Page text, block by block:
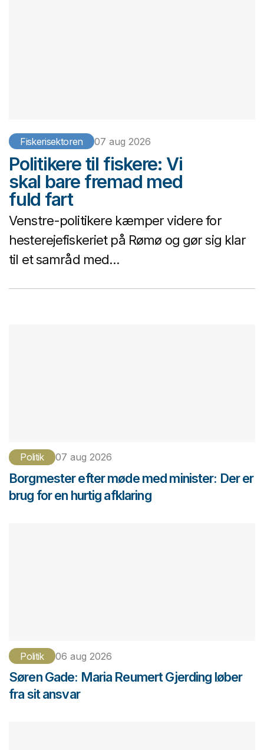
Fiskerisektoren 07 aug 2026
Politikere til fiskere: Vi
skal bare fremad med
fuld fart
Venstre-politikere kæmper videre for
hesterejefiskeriet på Rømø og gør sig klar
til et samråd med...
Politik 07 aug 2026
Borgmester efter møde med minister: Der er
brug for en hurtig afklaring
Politik 06 aug 2026
Søren Gade: Maria Reumert Gjerding løber
fra sit ansvar